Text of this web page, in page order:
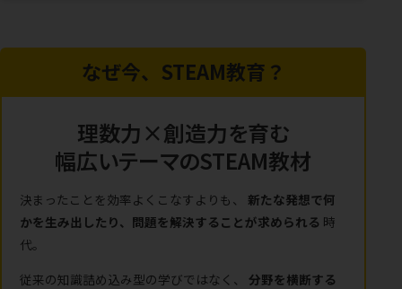
なぜ今、STEAM教育？
理数力×創造力を育む
幅広いテーマのSTEAM教材
決まったことを効率よくこなすよりも、 新たな発想で何
かを生み出したり、問題を解決することが求められる 時
代。
従来の知識詰め込み型の学びではなく、 分野を横断する